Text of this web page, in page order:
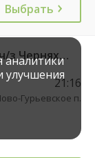
Выбрать
566 Калининград АВ — Озерск КДП ч/з Черняховск АС
21:16
Гурьевское п.
аналитики
улучшения